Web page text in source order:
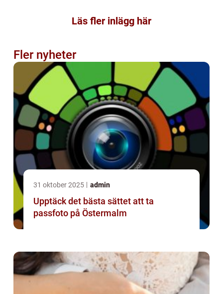
Läs fler inlägg här
Fler nyheter
31 oktober 2025 admin
Upptäck det bästa sättet att ta
passfoto på Östermalm